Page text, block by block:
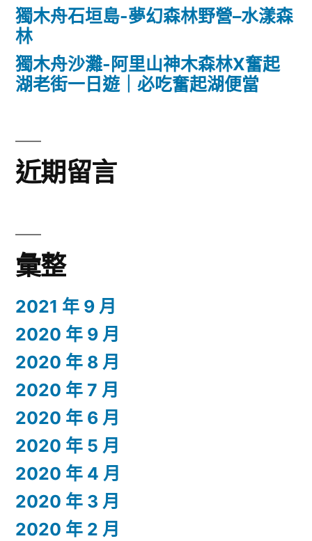
獨木舟石垣島-夢幻森林野營–水漾森
林
獨木舟沙灘-阿里山神木森林X奮起
湖老街一日遊｜必吃奮起湖便當
近期留言
彙整
2021 年 9 月
2020 年 9 月
2020 年 8 月
2020 年 7 月
2020 年 6 月
2020 年 5 月
2020 年 4 月
2020 年 3 月
2020 年 2 月